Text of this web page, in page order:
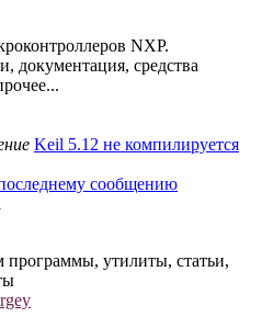
NXP.
документация, средства
Keil 5.12 не компилируется
сообщению
программы, утилиты, статьи,